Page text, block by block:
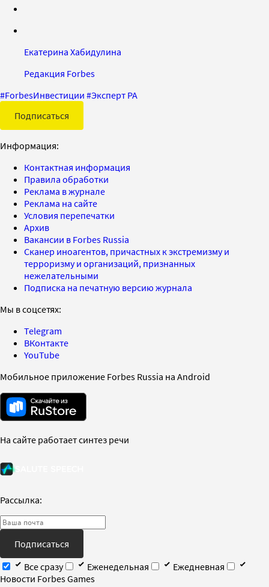
Екатерина Хабидулина
Редакция Forbes
#ForbesИнвестиции #Эксперт РА
Подписаться
Информация:
Контактная информация
Правила обработки
Реклама в журнале
Реклама на сайте
Условия перепечатки
Архив
Вакансии в Forbes Russia
Сканер иноагентов, причастных к экстремизму и
терроризму и организаций, признанных
нежелательными
Подписка на печатную версию журнала
Мы в соцсетях:
Telegram
ВКонтакте
YouTube
Мобильное приложение Forbes Russia на Android
На сайте работает синтез речи
Рассылка:
Подписаться
Все сразу
Еженедельная
Ежедневная
Новости Forbes Games